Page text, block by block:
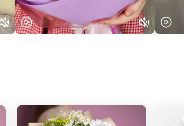
Екатеринбург
Омск